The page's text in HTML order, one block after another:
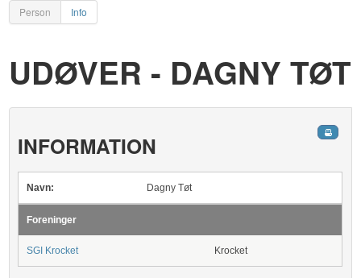
Person Info
UDØVER - DAGNY TØT
INFORMATION
Navn: Dagny Tøt
Foreninger
SGI Krocket Krocket